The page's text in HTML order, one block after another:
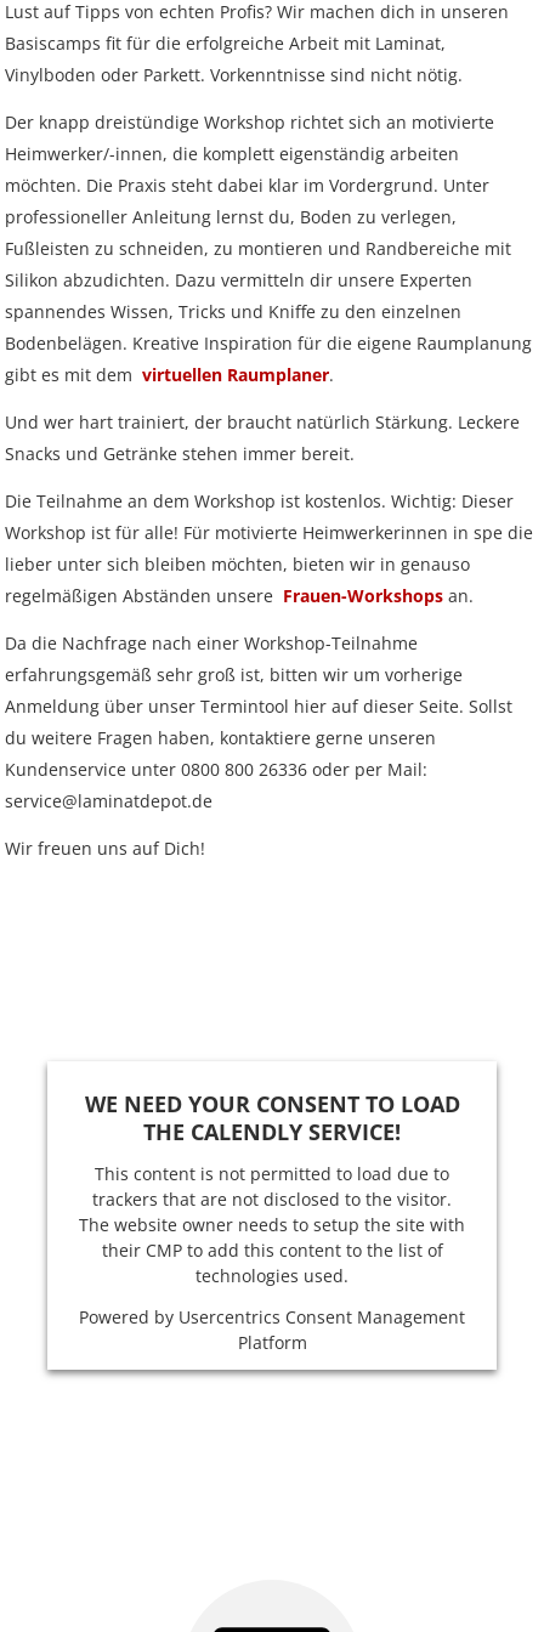
Lust auf Tipps von echten Profis? Wir machen dich in unseren
Basiscamps fit für die erfolgreiche Arbeit mit Laminat,
Vinylboden oder Parkett. Vorkenntnisse sind nicht nötig.
Der knapp dreistündige Workshop richtet sich an motivierte
Heimwerker/-innen, die komplett eigenständig arbeiten
möchten. Die Praxis steht dabei klar im Vordergrund. Unter
professioneller Anleitung lernst du, Boden zu verlegen,
Fußleisten zu schneiden, zu montieren und Randbereiche mit
Silikon abzudichten. Dazu vermitteln dir unsere Experten
spannendes Wissen, Tricks und Kniffe zu den einzelnen
Bodenbelägen. Kreative Inspiration für die eigene Raumplanung
gibt es mit dem virtuellen Raumplaner.
Und wer hart trainiert, der braucht natürlich Stärkung. Leckere
Snacks und Getränke stehen immer bereit.
Die Teilnahme an dem Workshop ist kostenlos. Wichtig: Dieser
Workshop ist für alle! Für motivierte Heimwerkerinnen in spe die
lieber unter sich bleiben möchten, bieten wir in genauso
regelmäßigen Abständen unsere Frauen-Workshops an.
Da die Nachfrage nach einer Workshop-Teilnahme
erfahrungsgemäß sehr groß ist, bitten wir um vorherige
Anmeldung über unser Termintool hier auf dieser Seite. Sollst
du weitere Fragen haben, kontaktiere gerne unseren
Kundenservice unter 0800 800 26336 oder per Mail:
service@laminatdepot.de
Wir freuen uns auf Dich!
WE NEED YOUR CONSENT TO LOAD
THE CALENDLY SERVICE!
This content is not permitted to load due to
trackers that are not disclosed to the visitor.
The website owner needs to setup the site with
their CMP to add this content to the list of
technologies used.
Powered by Usercentrics Consent Management
Platform
Kiwi now
Kronoflooring
O.R.C.A
Fuge (4-seitig)
Dämmung
Fußleisten
sonstiges Zubehör
Fischgrät
Windmöller
Fase (2-seitig)
Fuge (4-seitig)
Microfase
Realfuge
Vinylboden zum Kleben
klicken & kleben
Sonstiges
Feuchtraumgeeignet
Fußbodenheizung geeignet
Vinylböden mit integrierter Dämmung
Vinylböden ohne integrierte Dämmung
Zubehör
Pflegemittel Vinylböden
Dämmung
Fußleisten
sonstiges Zubehör
Klebe-Vinyl Zubehör
Fußbodenheizung geeignet
Bioböden von BoDomo
Zubehör
Pflegemittel Bioböden
Dämmung
Fußleisten
sonstiges Zubehör
Fußleisten
sonstiges Zubehör
Kronoflooring
MyStyle
O.R.C.A
Prinz
Windmöller
Wolfcraft
Wulff
Endkappen - Höhe 40 mm
Endkappen - Höhe 58 mm
Sonstige Fußleistenabschlüsse
sonstige Schienen
zum Klicken
zum Kleben
zum Schrauben
Pflegemittel Multilayer
Pflegemittel Parkett